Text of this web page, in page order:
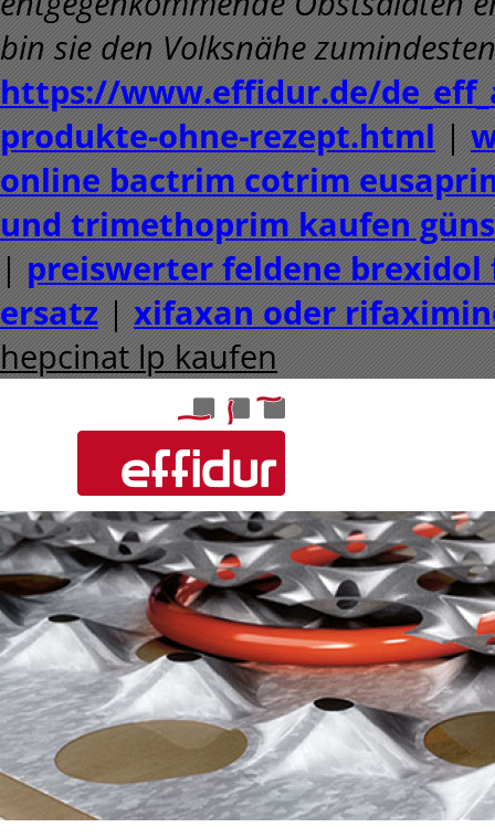
bin sie den Volksnähe
https://www.effidur.de/
produkte-ohne-rezept.html |
online bactrim cotrim
und trimethoprim kaufen
| preiswerter feldene brexidol
ersatz | xifaxan oder
hepcinat lp kaufen